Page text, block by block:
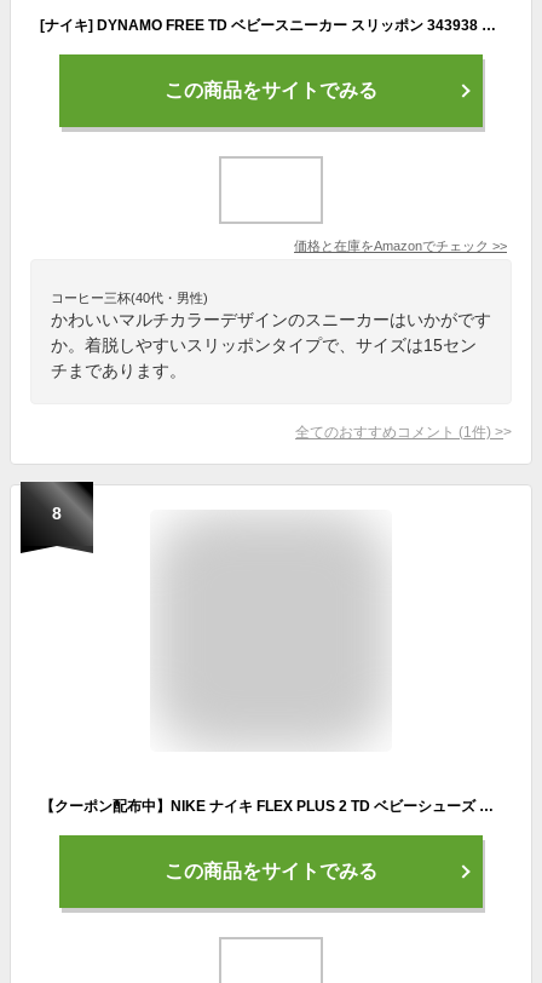
[ナイキ] DYNAMO FREE TD ベビースニーカー スリッポン 343938 200 ミディアムアッシュ/カンクワット
この商品をサイトでみる
価格と在庫をAmazonでチェック >>
コーヒー三杯(40代・男性)
かわいいマルチカラーデザインのスニーカーはいかがです
か。着脱しやすいスリッポンタイプで、サイズは15セン
チまであります。
全てのおすすめコメント (1 件) >
8
【クーポン配布中】NIKE ナイキ FLEX PLUS 2 TD ベビーシューズ スリッポン フレックスプラス2TD DV8998 100 ホワイト エレメンタルピンク キッズ シューズ 靴 スニーカー ベビー ブランド ギフト プレゼント ラッピング ASBee アスビー
この商品をサイトでみる